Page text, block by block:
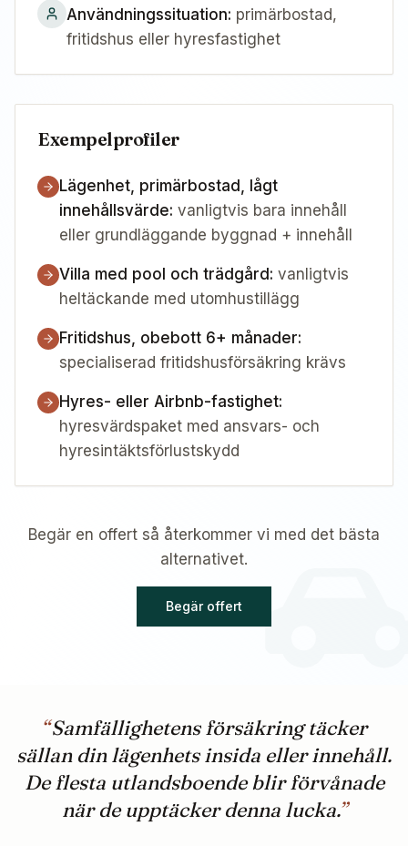
Användningssituation: primärbostad,
fritidshus eller hyresfastighet
Exempelprofiler
Lägenhet, primärbostad, lågt
innehållsvärde: vanligtvis bara innehåll
eller grundläggande byggnad + innehåll
Villa med pool och trädgård : vanligtvis
heltäckande med utomhustillägg
Fritidshus, obebott 6+ månader:
specialiserad fritidshusförsäkring krävs
Hyres- eller Airbnb-fastighet:
hyresvärdspaket med ansvars- och
hyresintäktsförlustskydd
Begär en offert så återkommer vi med det bästa
alternativet.
Begär offert
“Samfällighetens försäkring täcker
sällan din lägenhets insida eller innehåll.
De flesta utlandsboende blir förvånade
när de upptäcker denna lucka.”